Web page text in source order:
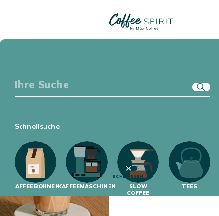
SCHLIESSEN
Schnellsuche
KAFFEEBOHNENKAFFEEMASCHINEN
SLOW
COFFEE
TEES
Sortieren Sie die Artikel
17 ARTIKEL